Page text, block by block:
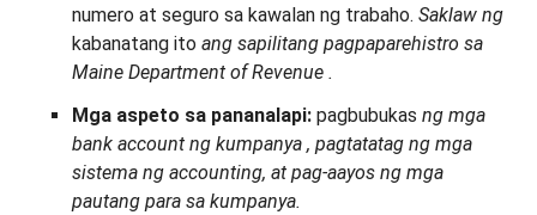
numero at seguro sa kawalan ng trabaho. Saklaw ng
kabanatang ito ang sapilitang pagpaparehistro sa
Maine Department of Revenue .
Mga aspeto sa pananalapi: pagbubukas ng mga
bank account ng kumpanya , pagtatatag ng mga
sistema ng accounting, at pag-aayos ng mga
pautang para sa kumpanya.